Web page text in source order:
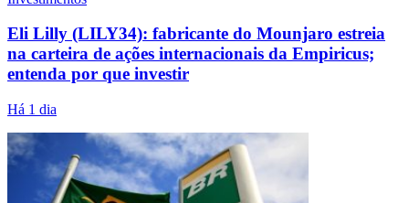
Eli Lilly (LILY34): fabricante do Mounjaro estreia
na carteira de ações internacionais da Empiricus;
entenda por que investir
Há 1 dia